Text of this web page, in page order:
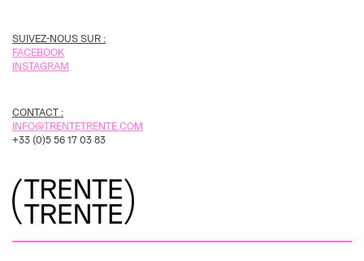
SUIVEZ-NOUS SUR :
FACEBOOK
INSTAGRAM
CONTACT :
INFO@TRENTETRENTE.COM
+33 (0)5 56 17 03 83